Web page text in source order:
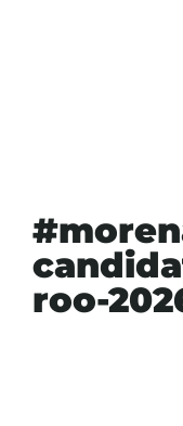
roo-